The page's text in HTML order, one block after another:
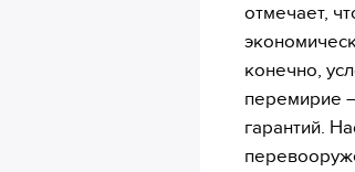
отмечает,
конечно,
перемирие
гарантий.